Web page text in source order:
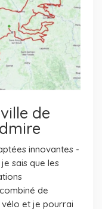
de
innovantes -
sais que les
de
et je pourrai